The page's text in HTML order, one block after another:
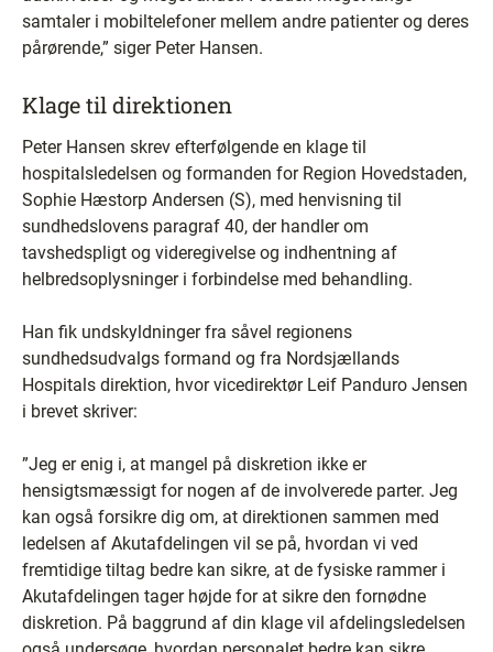
samtaler i mobiltelefoner mellem andre patienter og deres
pårørende,” siger Peter Hansen.
Klage til direktionen
Peter Hansen skrev efterfølgende en klage til
hospitalsledelsen og formanden for Region Hovedstaden,
Sophie Hæstorp Andersen (S), med henvisning til
sundhedslovens paragraf 40, der handler om
tavshedspligt og videregivelse og indhentning af
helbredsoplysninger i forbindelse med behandling.
Han fik undskyldninger fra såvel regionens
sundhedsudvalgs formand og fra Nordsjællands
Hospitals direktion, hvor vicedirektør Leif Panduro Jensen
i brevet skriver:
”Jeg er enig i, at mangel på diskretion ikke er
hensigtsmæssigt for nogen af de involverede parter. Jeg
kan også forsikre dig om, at direktionen sammen med
ledelsen af Akutafdelingen vil se på, hvordan vi ved
fremtidige tiltag bedre kan sikre, at de fysiske rammer i
Akutafdelingen tager højde for at sikre den fornødne
diskretion. På baggrund af din klage vil afdelingsledelsen